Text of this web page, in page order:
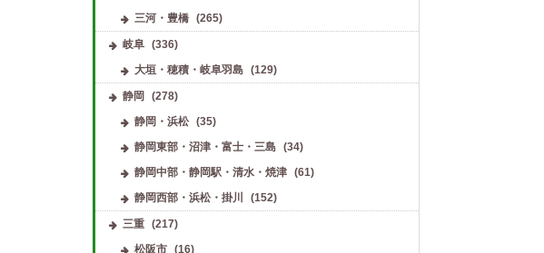
三河・豊橋
(265)
岐阜 (336)
大垣・穂積・岐阜羽島
(129)
静岡
(278)
静岡・浜松
(35)
静岡東部・沼津・富士・三島
(34)
静岡中部・静岡駅・清水・焼津
(61)
静岡西部・浜松・掛川
(152)
三重 (217)
松阪市
(16)